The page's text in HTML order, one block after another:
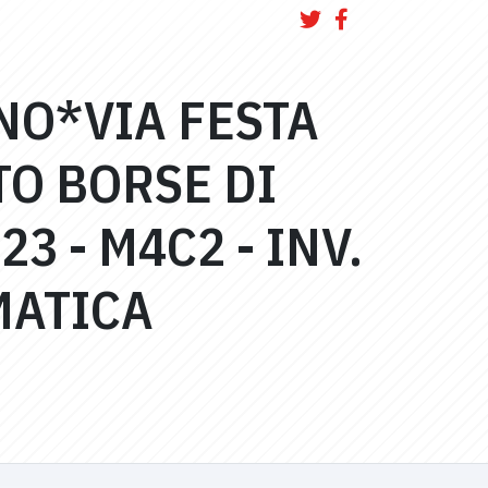
FESTA
BORSE DI
- M4C2 - INV.